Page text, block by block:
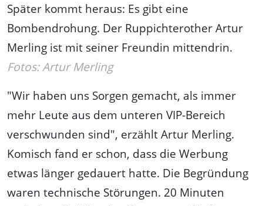
Später kommt heraus: Es gibt eine
Bombendrohung. Der Ruppichterother Artur
Merling ist mit seiner Freundin mittendrin.
Fotos: Artur Merling
"Wir haben uns Sorgen gemacht, als immer
mehr Leute aus dem unteren VIP-Bereich
verschwunden sind", erzählt Artur Merling.
Komisch fand er schon, dass die Werbung
etwas länger gedauert hatte. Die Begründung
waren technische Störungen. 20 Minuten